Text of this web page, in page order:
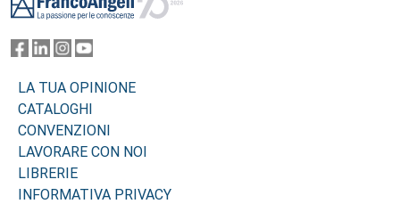
LA TUA OPINIONE
CATALOGHI
CONVENZIONI
LAVORARE CON NOI
LIBRERIE
INFORMATIVA PRIVACY